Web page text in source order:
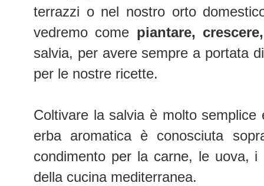
terrazzi o nel nostro orto
vedremo come piantare,
salvia, per avere sempre a portata
per le nostre ricette.
Coltivare la salvia è molto
erba aromatica è conosciuta
condimento per la carne, le uova,
della cucina mediterranea.